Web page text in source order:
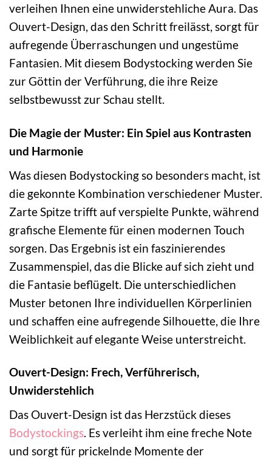
verleihen Ihnen eine unwiderstehliche Aura. Das
Ouvert-Design, das den Schritt freilässt, sorgt für
aufregende Überraschungen und ungestüme
Fantasien. Mit diesem Bodystocking werden Sie
zur Göttin der Verführung, die ihre Reize
selbstbewusst zur Schau stellt.
Die Magie der Muster: Ein Spiel aus Kontrasten
und Harmonie
Was diesen Bodystocking so besonders macht, ist
die gekonnte Kombination verschiedener Muster.
Zarte Spitze trifft auf verspielte Punkte, während
grafische Elemente für einen modernen Touch
sorgen. Das Ergebnis ist ein faszinierendes
Zusammenspiel, das die Blicke auf sich zieht und
die Fantasie beflügelt. Die unterschiedlichen
Muster betonen Ihre individuellen Körperlinien
und schaffen eine aufregende Silhouette, die Ihre
Weiblichkeit auf elegante Weise unterstreicht.
Ouvert-Design: Frech, Verführerisch,
Unwiderstehlich
Das Ouvert-Design ist das Herzstück dieses
Bodystockings. Es verleiht ihm eine freche Note
und sorgt für prickelnde Momente der